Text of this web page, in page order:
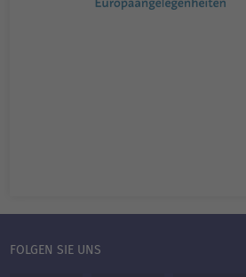
FOLGEN SIE UNS